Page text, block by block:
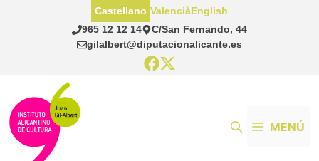
965 12 12 14
C/San Fernando, 44
gilalbert@diputacionalicante.es
Castellano ValenciàEnglish
MENÚ